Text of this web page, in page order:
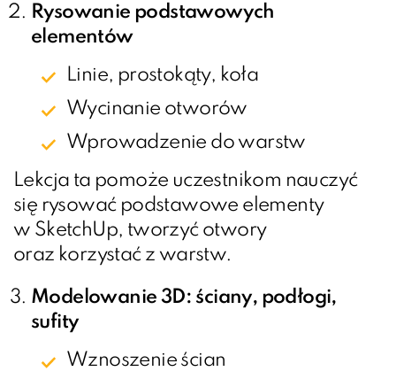
Rysowanie podstawowych
elementów
Linie, prostokąty, koła
Wycinanie otworów
Wprowadzenie do warstw
Lekcja ta pomoże uczestnikom nauczyć
się rysować podstawowe elementy
w SketchUp, tworzyć otwory
oraz korzystać z warstw.
Modelowanie 3D: ściany, podłogi,
sufity
Wznoszenie ścian